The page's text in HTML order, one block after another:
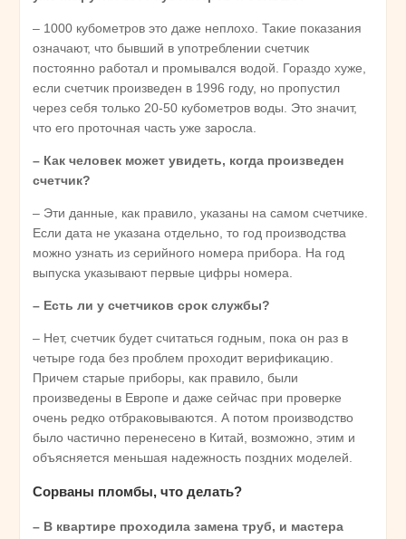
– 1000 кубометров это даже неплохо. Такие показания
означают, что бывший в употреблении счетчик
постоянно работал и промывался водой. Гораздо хуже,
если счетчик произведен в 1996 году, но пропустил
через себя только 20-50 кубометров воды. Это значит,
что его проточная часть уже заросла.
– Как человек может увидеть, когда произведен
счетчик?
– Эти данные, как правило, указаны на самом счетчике.
Если дата не указана отдельно, то год производства
можно узнать из серийного номера прибора. На год
выпуска указывают первые цифры номера.
– Есть ли у счетчиков срок службы?
– Нет, счетчик будет считаться годным, пока он раз в
четыре года без проблем проходит верификацию.
Причем старые приборы, как правило, были
произведены в Европе и даже сейчас при проверке
очень редко отбраковываются. А потом производство
было частично перенесено в Китай, возможно, этим и
объясняется меньшая надежность поздних моделей.
Сорваны пломбы, что делать?
– В квартире проходила замена труб, и мастера